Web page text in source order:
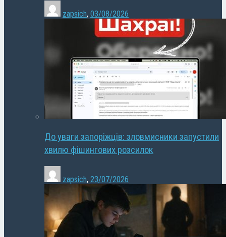
zapsich, 03/08/2026
До уваги запоріжців: зловмисники запустили
хвилю фішингових розсилок
zapsich, 23/07/2026